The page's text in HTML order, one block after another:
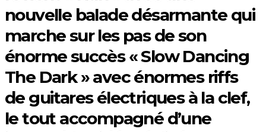
nouvelle balade désarmante qui
marche sur les pas de son
énorme succès « Slow Dancing
The Dark » avec énormes riffs
de guitares électriques à la clef,
le tout accompagné d’une